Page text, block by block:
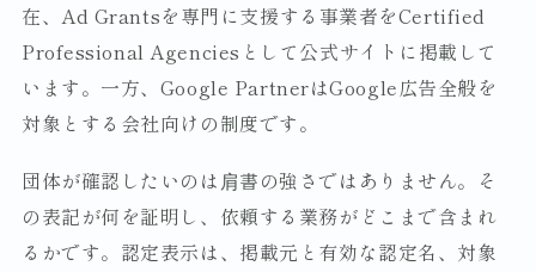
在、Ad Grantsを専門に支援する事業者をCertified
Professional Agenciesとして公式サイトに掲載して
います。一方、Google PartnerはGoogle広告全般を
対象とする会社向けの制度です。
団体が確認したいのは肩書の強さではありません。そ
の表記が何を証明し、依頼する業務がどこまで含まれ
るかです。認定表示は、掲載元と有効な認定名、対象